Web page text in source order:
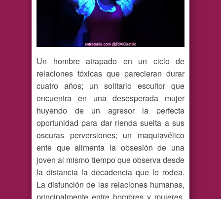
Un hombre atrapado en un ciclo de
relaciones tóxicas que parecieran durar
cuatro años; un solitario escultor que
encuentra en una desesperada mujer
huyendo de un agresor la perfecta
oportunidad para dar rienda suelta a sus
oscuras perversiones; un maquiavélico
ente que alimenta la obsesión de una
joven al mismo tiempo que observa desde
la distancia la decadencia que lo rodea.
La disfunción de las relaciones humanas,